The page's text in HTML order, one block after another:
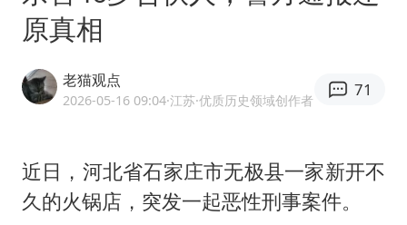
改名后的“青海拉面”店
原真相
老猫观点
2026-05-16 09:04·江苏·优质历史领域创作者
71
近日，河北省石家庄市无极县一家新开不
久的火锅店 ，突发一起恶性刑事案件。